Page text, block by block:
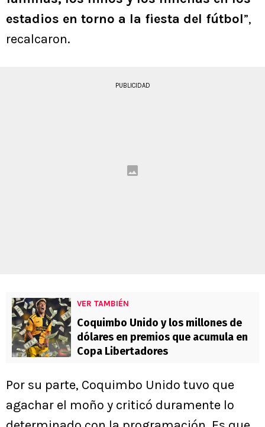
estadios en torno a la fiesta del fútbol”,
recalcaron.
PUBLICIDAD
VER TAMBIÉN
Coquimbo Unido y los millones de
dólares en premios que acumula en
Copa Libertadores
Por su parte, Coquimbo Unido tuvo que
agachar el moño y criticó duramente lo